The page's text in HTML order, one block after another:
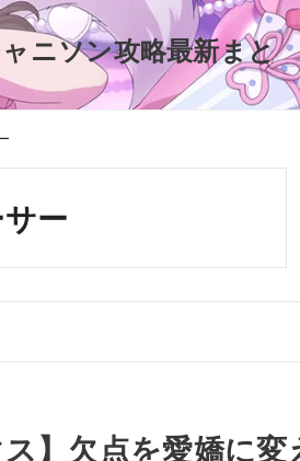
ニソン攻略最新まと
ー
ス】欠点を愛嬌に変